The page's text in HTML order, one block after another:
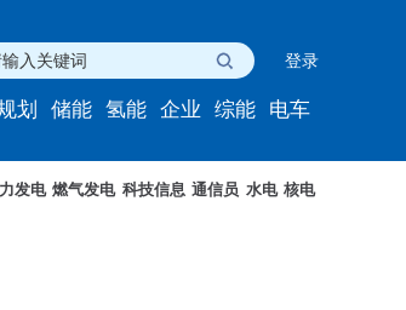
登录
划 储能 氢能 企业 综能 电车
发电 燃气发电 科技信息 通信员 水电 核电